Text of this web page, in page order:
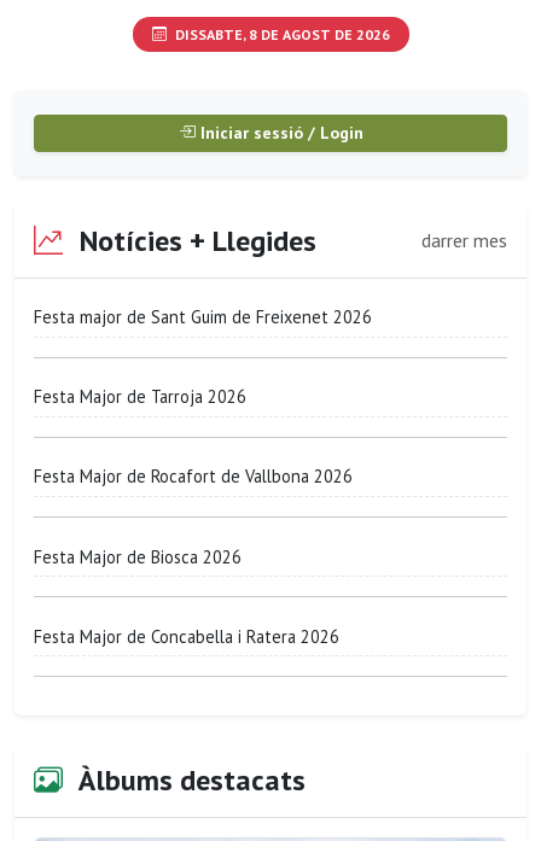
DISSABTE, 8 DE AGOST DE 2026
Iniciar sessió / Login
Notícies + Llegides darrer mes
Festa major de Sant Guim de Freixenet 2026
Festa Major de Tarroja 2026
Festa Major de Rocafort de Vallbona 2026
Festa Major de Biosca 2026
Festa Major de Concabella i Ratera 2026
Àlbums destacats